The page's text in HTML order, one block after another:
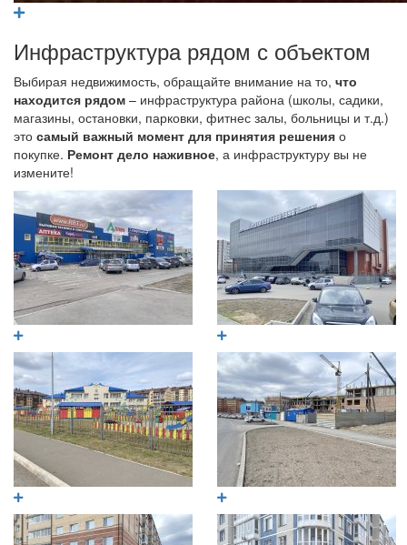
Инфраструктура рядом с объектом
Выбирая недвижимость, обращайте внимание на то, что
находится рядом – инфраструктура района (школы, садики,
магазины, остановки, парковки, фитнес залы, больницы и т.д.)
это самый важный момент для принятия решения о
покупке. Ремонт дело наживное, а инфраструктуру вы не
измените!